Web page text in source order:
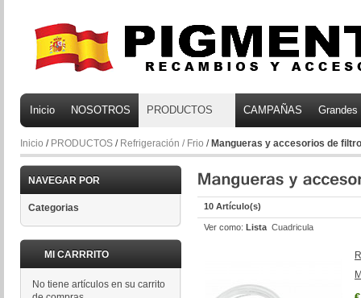
Inicio NOSOTROS PRODUCTOS CAMPAÑAS
Inicio / PRODUCTOS / Refrigeración / Frio / Mangueras y accesorios de
NAVEGAR POR
Categorias
MI CARRRITO
No tiene artículos en su carrito
10 Artículo(s)
Ver como: Lista Cuadricula